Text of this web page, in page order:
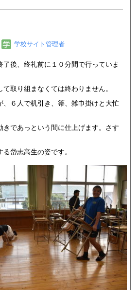
学校サイト管理者
後、終礼前に１０分間で行っていま
取り組まなくては終わりません。
、６人で机引き、箒、雑巾掛けと大忙
きであっという間に仕上げます。さす
岱志高生の姿です。